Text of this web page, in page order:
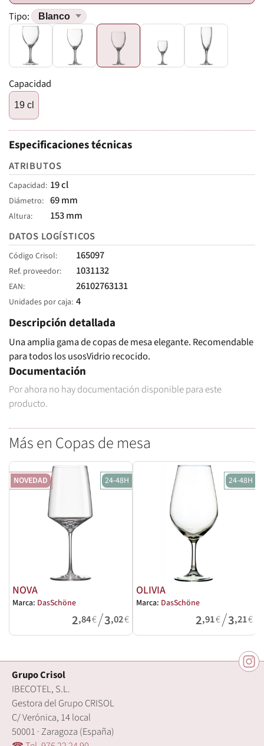
Tipo:
Capacidad
19 cl
Especificaciones técnicas
ATRIBUTOS
Capacidad 19 cl
Diámetro 69 mm
Altura
153 mm
DATOS LOGÍSTICOS
Código Crisol 165097
Ref. proveedor 1031132
EAN 26102763131
Unidades por caja 4
Descripción detallada
Una amplia gama de copas de mesa elegante. Recomendable
para todos los usosVidrio recocido.
Documentación
Por ahora no hay documentación disponible para este
producto.
Más en Copas de mesa
NOVEDAD 24-48H
NOVA
Marca: DasSchöne
2,84€/3,02€
24-48H
OLIVIA
Marca: DasSchöne
2,91€/3,21€
Grupo Crisol
IBECOTEL, S.L.
Gestora del Grupo CRISOL
C/ Verónica, 14 local
50001 · Zaragoza (España)